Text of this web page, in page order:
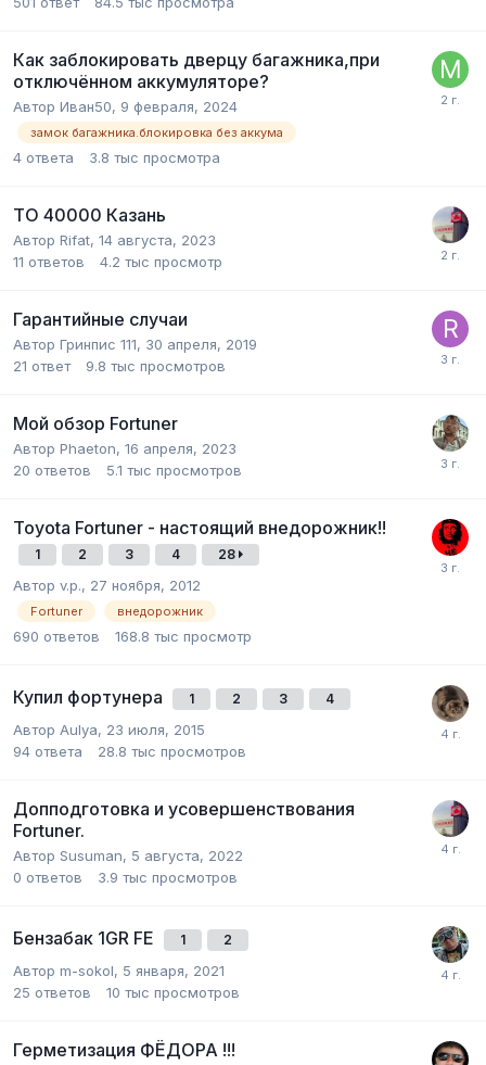
Как заблокировать дверцу багажника,при
отключённом аккумуляторе?
Автор Иван50, 9 февраля, 2024
замок багажника.блокировка без аккума
4 ответа 3.8 тыс просмотра
ТО 40000 Казань
Автор Rifat, 14 августа, 2023
11 ответов 4.2 тыс просмотр
Гарантийные случаи
Автор Гринпис 111, 30 апреля, 2019
21 ответ 9.8 тыс просмотров
Мой обзор Fortuner
Автор Phaeton, 16 апреля, 2023
20 ответов 5.1 тыс просмотров
Toyota Fortuner - настоящий внедорожник!!
1 2 3 4 28
Автор v.p., 27 ноября, 2012
Fortuner внедорожник
690 ответов 168.8 тыс просмотр
Купил фортунера 1 2 3 4
Автор Aulya, 23 июля, 2015
94 ответа 28.8 тыс просмотров
Допподготовка и усовершенствования
Fortuner.
Автор Susuman, 5 августа, 2022
0 ответов 3.9 тыс просмотров
Бензабак 1GR FE 1 2
Автор m-sokol, 5 января, 2021
25 ответов 10 тыс просмотров
Герметизация ФЁДОРА !!!